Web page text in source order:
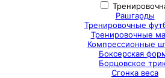
Рашгарды
Тренировочные
Тренировочные
Компрессионные
Боксерская
Борцовское
Сгонка веса